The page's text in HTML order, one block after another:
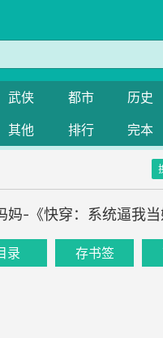
武侠 都市 历史
其他 排行 完本
-《快穿：系统逼我当
录 存书签